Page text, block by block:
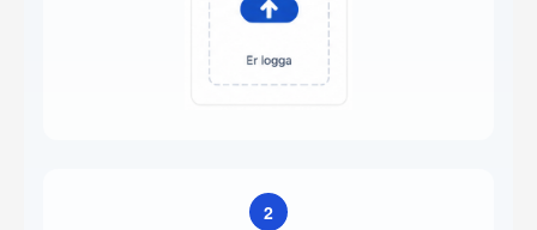
2